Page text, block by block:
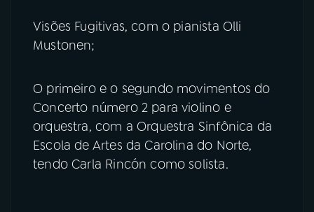
Visões Fugitivas, com o pianista Olli
Mustonen;
O primeiro e o segundo movimentos do
Concerto número 2 para violino e
orquestra, com a Orquestra Sinfônica da
Escola de Artes da Carolina do Norte,
tendo Carla Rincón como solista.